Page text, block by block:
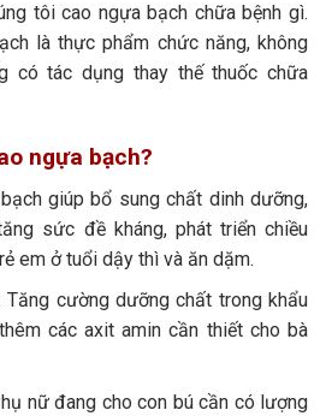
tôi cao ngựa bạch chữa bệnh gì.
là thực phẩm chức năng, không
có tác dụng thay thế thuốc chữa
ngựa bạch?
giúp bổ sung chất dinh dưỡng,
sức đề kháng, phát triển chiều
em ở tuổi dậy thì và ăn dặm.
cường dưỡng chất trong khẩu
các axit amin cần thiết cho bà
nữ đang cho con bú cần có lượng